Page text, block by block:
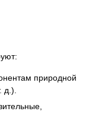
природной
д.).